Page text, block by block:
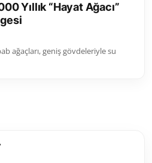
Yıllık “Hayat Ağacı”
ağaçları, geniş gövdeleriyle su